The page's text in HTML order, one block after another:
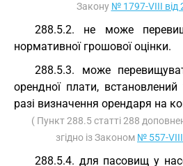
Закону № 1797-VIII від
288.5.2. не може
нормативної грошової оцінки.
288.5.3. може
орендної плати, встановлений
разі визначення орендаря на
( Пункт 288.5 статті 288
згідно із Законом № 557-VIII
288.5.4. для пасовищ у